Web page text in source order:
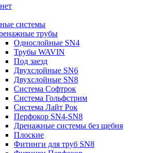
системы
трубы
Однослойные SN4
Трубы WAVIN
Под заезд
Двухслойные SN6
Двухслойные SN8
Система Софтрок
Система Гольфстрим
Система Лайт Рок
Перфокор SN4-SN8
Дренажные системы без щебня
Плоские
Фитинги для труб SN8